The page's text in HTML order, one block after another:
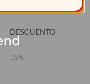
DESCUENTO
15%